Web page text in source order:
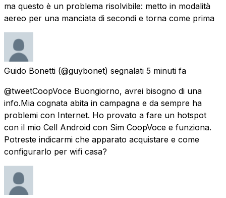
ma questo è un problema risolvibile: metto in modalità
aereo per una manciata di secondi e torna come prima
Guido Bonetti (@guybonet) segnalati 5 minuti fa
@tweetCoopVoce Buongiorno, avrei bisogno di una
info.Mia cognata abita in campagna e da sempre ha
problemi con Internet. Ho provato a fare un hotspot
con il mio Cell Android con Sim CoopVoce e funziona.
Potreste indicarmi che apparato acquistare e come
configurarlo per wifi casa?